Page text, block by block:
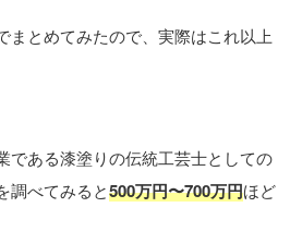
まとめてみたので、実際はこれ以上
である漆塗りの伝統工芸士としての
調べてみると500万円〜700万円ほど